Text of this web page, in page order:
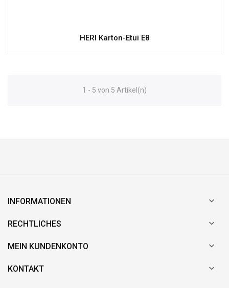
HERI Karton-Etui E8
1 - 5 von 5 Artikel(n)
INFORMATIONEN 
RECHTLICHES 
MEIN KUNDENKONTO 
KONTAKT 